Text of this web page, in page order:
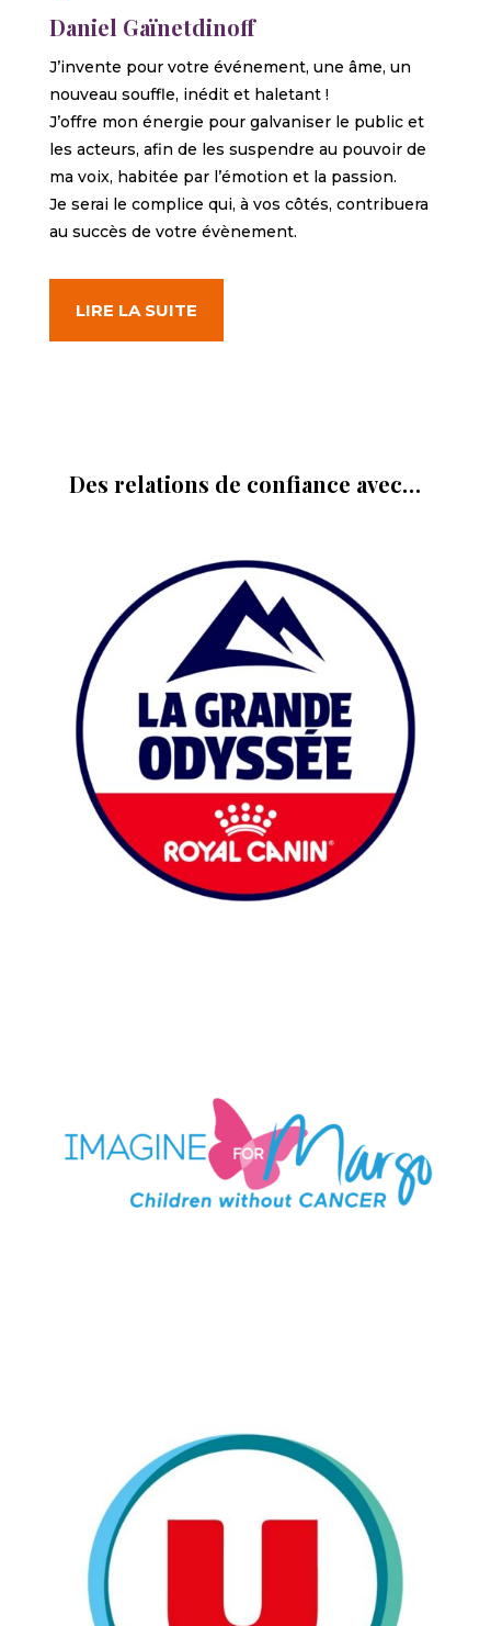
Daniel Gaïnetdinoff
J’invente pour votre événement, une âme, un
nouveau souffle, inédit et haletant !
J’offre mon énergie pour galvaniser le public et
les acteurs, afin de les suspendre au pouvoir de
ma voix, habitée par l’émotion et la passion.
Je serai le complice qui, à vos côtés, contribuera
au succès de votre évènement.
LIRE LA SUITE
Des relations de confiance avec…